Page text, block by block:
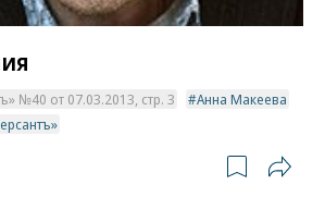
№40 от 07.03.2013, стр. 3
Анна Макеева